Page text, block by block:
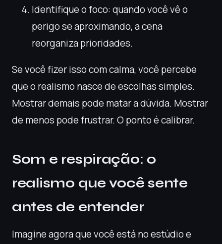
Identifique o foco: quando você vê o
perigo se aproximando, a cena
reorganiza prioridades.
Se você fizer isso com calma, você percebe
que o realismo nasce de escolhas simples.
Mostrar demais pode matar a dúvida. Mostrar
de menos pode frustrar. O ponto é calibrar.
Som e respiração: o
realismo que você sente
antes de entender
Imagine agora que você está no estúdio e